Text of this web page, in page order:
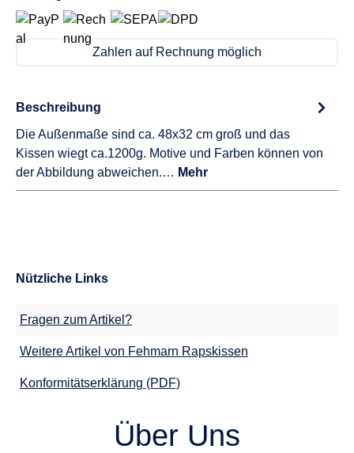
Zahlen auf Rechnung möglich
Beschreibung
Die Außenmaße sind ca. 48x32 cm groß und das
Kissen wiegt ca.1200g. Motive und Farben können von
der Abbildung abweichen.… Mehr
Nützliche Links
Fragen zum Artikel?
Weitere Artikel von Fehmarn Rapskissen
Konformitätserklärung (PDF)
Über Uns